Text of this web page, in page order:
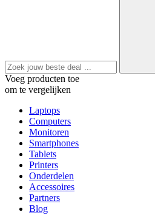
Voeg producten toe
om te vergelijken
Laptops
Computers
Monitoren
Smartphones
Tablets
Printers
Onderdelen
Accessoires
Partners
Blog